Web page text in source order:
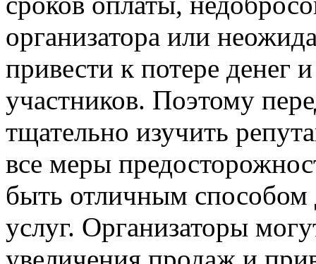
организатора или
привести к потере денег
участников. Поэтому
тщательно изучить
все меры
быть отличным способом
услуг. Организаторы